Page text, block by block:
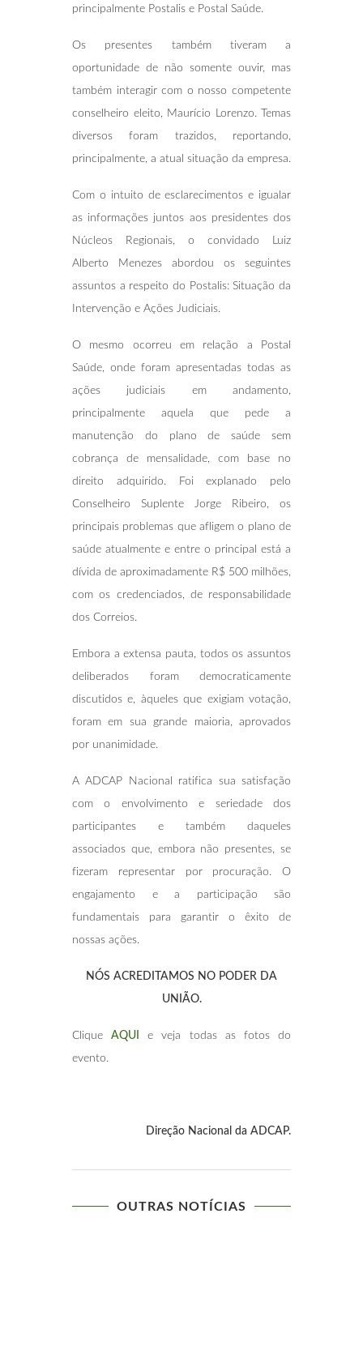
principalmente Postalis e Postal Saúde.
Os presentes também tiveram a
oportunidade de não somente ouvir, mas
também interagir com o nosso competente
conselheiro eleito, Maurício Lorenzo. Temas
diversos foram trazidos, reportando,
principalmente, a atual situação da empresa.
Com o intuito de esclarecimentos e igualar
as informações juntos aos presidentes dos
Núcleos Regionais, o convidado Luiz
Alberto Menezes abordou os seguintes
assuntos a respeito do Postalis: Situação da
Intervenção e Ações Judiciais.
O mesmo ocorreu em relação a Postal
Saúde, onde foram apresentadas todas as
ações judiciais em andamento,
principalmente aquela que pede a
manutenção do plano de saúde sem
cobrança de mensalidade, com base no
direito adquirido. Foi explanado pelo
Conselheiro Suplente Jorge Ribeiro, os
principais problemas que afligem o plano de
saúde atualmente e entre o principal está a
dívida de aproximadamente R$ 500 milhões,
com os credenciados, de responsabilidade
dos Correios.
Embora a extensa pauta, todos os assuntos
deliberados foram democraticamente
discutidos e, àqueles que exigiam votação,
foram em sua grande maioria, aprovados
por unanimidade.
A ADCAP Nacional ratifica sua satisfação
com o envolvimento e seriedade dos
participantes e também daqueles
associados que, embora não presentes, se
fizeram representar por procuração. O
engajamento e a participação são
fundamentais para garantir o êxito de
nossas ações.
NÓS ACREDITAMOS NO PODER DA
UNIÃO.
CliqueAQUIe veja todas as fotos do
evento.
Direção Nacional da ADCAP.
OUTRAS NOTÍCIAS